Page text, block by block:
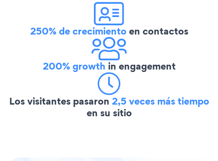
250% de crecimientoen contactos
200% growth in engagement
Los visitantes pasaron 2,5 veces más tiempo
en su sitio